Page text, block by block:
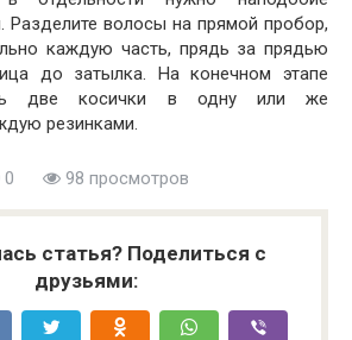
Разделите волосы на прямой пробор,
каждую часть, прядь за прядью
до затылка. На конечном этапе
две косички в одну или же
резинками.
0 98 просмотров
статья? Поделиться с
друзьями: